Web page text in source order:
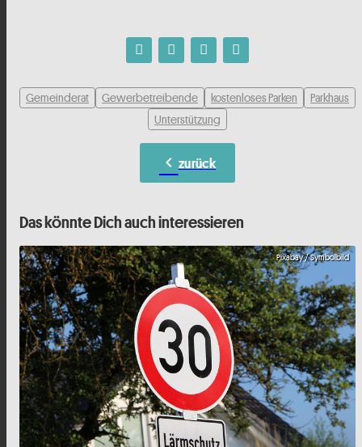
Gemeinderat Gewerbetreibende kostenloses Parken
Parkhaus
Unterstützung
chevron_left zurück
Das könnte Dich auch interessieren
Pixabay / Symbolbild